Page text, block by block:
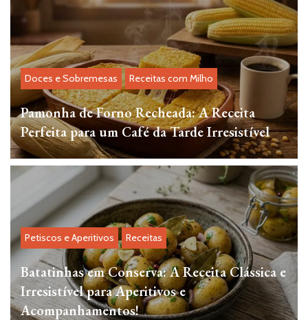
Doces e Sobremesas Receitas com Milho
Pamonha de Forno Recheada: A Receita
Perfeita para um Café da Tarde Irresistível
Petiscos e Aperitivos Receitas
Batatinhas em Conserva: A Receita Clássica e
Irresistível para Aperitivos e
Acompanhamentos!